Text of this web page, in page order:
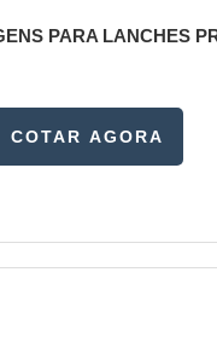
PARA LANCHES
COTAR AGORA